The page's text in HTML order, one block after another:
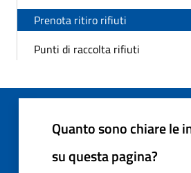
Prenota ritiro rifiuti
Punti di raccolta rifiuti
Quanto sono chiare le
su questa pagina?